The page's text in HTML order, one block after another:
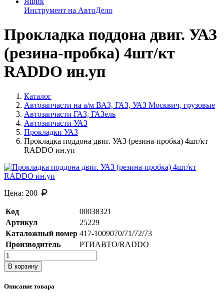
Инструмент на АвтоДело
Прокладка поддона двиг. УАЗ
(резина-пробка) 4шт/кт
RADDO ин.уп
Каталог
Автозапчасти на а/м ВАЗ, ГАЗ, УАЗ Москвич, грузовые
Автозапчасти ГАЗ, ГАЗель
Автозапчасти УАЗ
Прокладки УАЗ
Прокладка поддона двиг. УАЗ (резина-пробка) 4шт/кт
RADDO ин.уп
Цена: 200
Код
00038321
Артикул
25229
Каталожный номер 417-1009070/71/72/73
Производитель
РТИАВТО/RADDO
В корзину
Описание товара